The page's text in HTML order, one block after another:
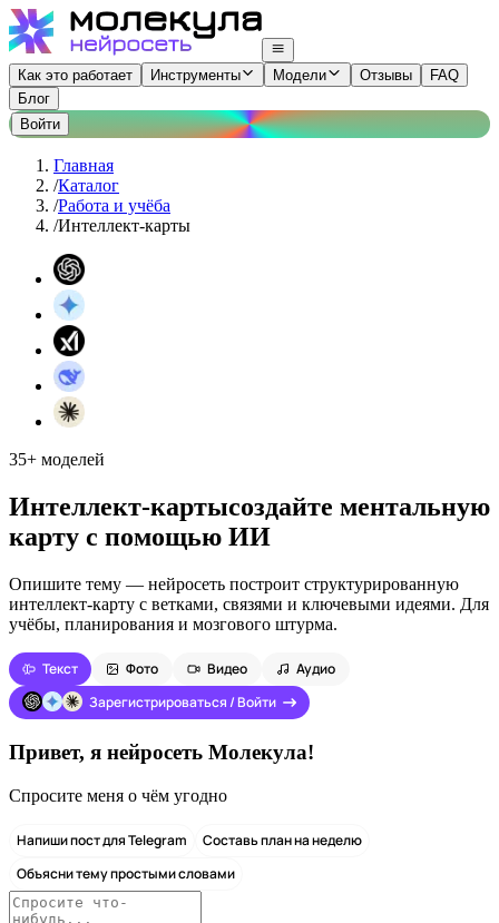
Как это работает Инструменты Модели Отзывы
FAQ
Блог
Войти
Главная
/Каталог
/Работа и учёба
/Интеллект-карты
35+ моделей
Интеллект-картысоздайте ментальную
карту с помощью ИИ
Опишите тему — нейросеть построит структурированную
интеллект-карту с ветками, связями и ключевыми идеями. Для
учёбы, планирования и мозгового штурма.
Текст Фото Видео
Аудио
Зарегистрироваться / Войти
Привет, я нейросеть Молекула!
Спросите меня о чём угодно
Напиши пост для Telegram
Составь план на неделю
Объясни тему простыми словами